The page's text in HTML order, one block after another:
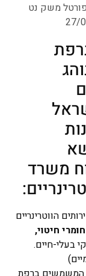
משק נט
27/
משרד
הווטרינריים
חיטוי,
בעלי-חיים.